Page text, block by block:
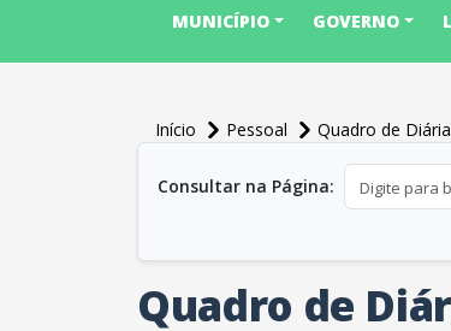
MUNICÍPIO GOVERNO
Início Pessoal
Quadro de
Consultar na Página:
Quadro de